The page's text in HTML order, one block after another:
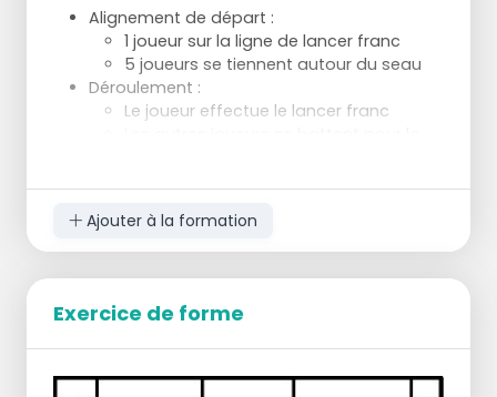
Alignement de départ :
1 joueur sur la ligne de lancer franc
5 joueurs se tiennent autour du seau
Déroulement :
Le joueur effectue le lancer franc
Jouer jusqu'à 5 points
Chacun à son tour, dans le sens des
aiguilles d'une montre
2 points s'il s'agit d'un rebond offensif
Jouer jusqu'à 7 points
Ajouter à la formation
Exercice de forme